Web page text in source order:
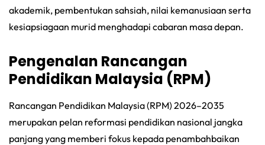
akademik, pembentukan sahsiah, nilai kemanusiaan serta
kesiapsiagaan murid menghadapi cabaran masa depan.
Pengenalan Rancangan
Pendidikan Malaysia (RPM)
Rancangan Pendidikan Malaysia (RPM) 2026–2035
merupakan pelan reformasi pendidikan nasional jangka
panjang yang memberi fokus kepada penambahbaikan